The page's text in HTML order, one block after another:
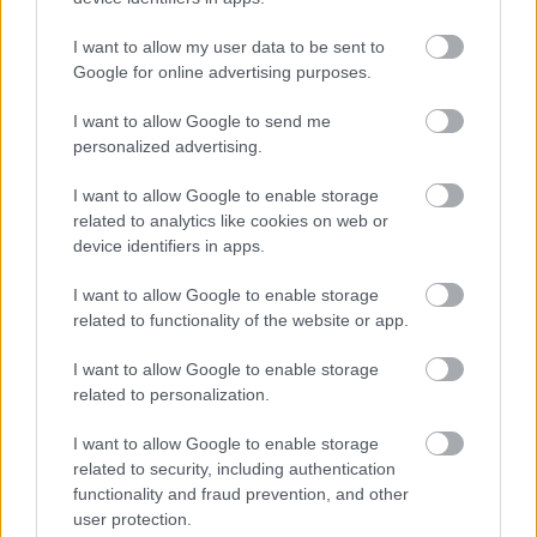
I want to allow my user data to be sent to
Google for online advertising purposes.
I want to allow Google to send me
personalized advertising.
I want to allow Google to enable storage
related to analytics like cookies on web or
device identifiers in apps.
I want to allow Google to enable storage
related to functionality of the website or app.
I want to allow Google to enable storage
related to personalization.
I want to allow Google to enable storage
related to security, including authentication
functionality and fraud prevention, and other
user protection.
Országos hírek
Újabb településekkel lépett előre a tizennégy megyére